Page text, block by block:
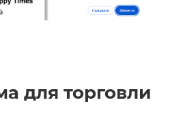
для торговли